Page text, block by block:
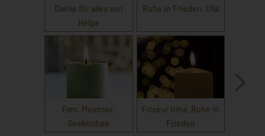
Danke für alles von
Helga
Ruhe in Frieden, Ulla
Fam. Messner,
Seekirchen
Friseur Irina ,Ruhe in
Frieden